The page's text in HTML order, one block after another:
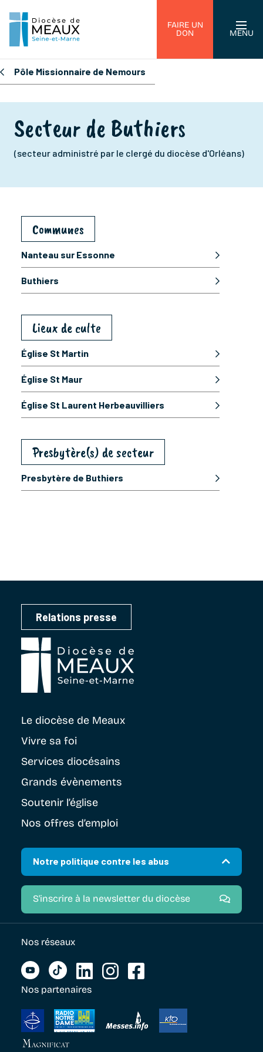
FAIRE UN
DON
MENU
Pôle Missionnaire de Nemours
Secteur de Buthiers
(secteur administré par le clergé du diocèse d'Orléans)
Communes
Nanteau sur Essonne
Buthiers
Lieux de culte
Église St Martin
Église St Maur
Église St Laurent Herbeauvilliers
Presbytère(s) de secteur
Presbytère de Buthiers
Relations presse
Le diocèse de Meaux
Vivre sa foi
Services diocésains
Grands évènements
Soutenir l’église
Nos offres d’emploi
Notre politique contre les abus
S'inscrire à la newsletter du diocèse
Nos réseaux
Nos partenaires